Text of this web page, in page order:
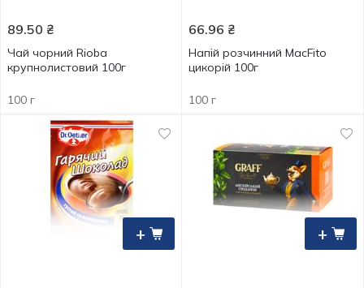
89.50 ₴
Чай чорний Rioba
крупнолистовий 100г
100 г
66.96 ₴
Напій розчинний МасFito
цикорій 100г
100 г
+ +